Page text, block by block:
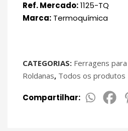
Ref. Mercado:1125-TQ
Marca: Termoquímica
CATEGORIAS: Ferragens
Roldanas, Todos os produtos
Compartilhar: